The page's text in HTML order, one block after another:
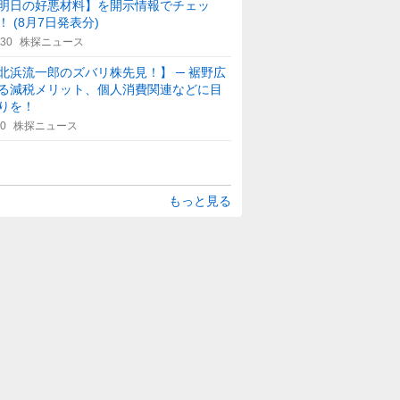
明日の好悪材料】を開示情報でチェッ
(8月7日発表分)
株探ニュース
北浜流一郎のズバリ株先見！】 ─ 裾野広
減税メリット、個人消費関連などに目
を！
株探ニュース
もっと見る